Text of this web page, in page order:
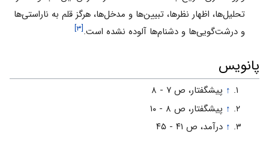
تحلیل‌ها، اظهار نظرها، تبیین‌ها و مدخل‌ها، هرگز قلم به ناراستى‌ها
و درشت‌گویى‌ها و دشنام‌ها آلوده نشده است.[۳]
پانويس
↑ پیشگفتار، ص ۷ - ۸
↑ پیشگفتار، ص ۸ - ۱۰
↑ درآمد، ص ۴۱ - ۴۵